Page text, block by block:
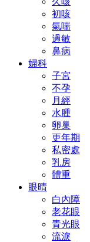
初咳
氣喘
過敏
鼻病
婦科
子宮
不孕
月經
水腫
卵巢
更年期
私密處
乳房
體重
眼晴
白內障
老花眼
青光眼
流淚